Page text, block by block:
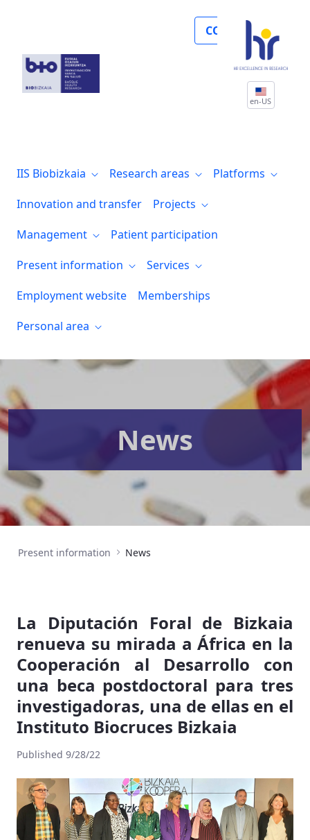
COLLABORATE
en-US
IIS Biobizkaia Research areas
Platforms
Innovation and transfer
Projects
Management
Patient participation
Present information
Services
Employment website
Memberships
Personal area
News
Present information News
La Diputación Foral de Bizkaia
renueva su mirada a África en la
Cooperación al Desarrollo con
una beca postdoctoral para tres
investigadoras, una de ellas en el
Instituto Biocruces Bizkaia
Published 9/28/22